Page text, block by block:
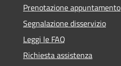
Prenotazione appuntamento
Segnalazione disservizio
Leggi le FAQ
Richiesta assistenza